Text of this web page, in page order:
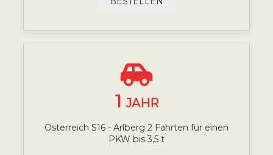
1 JAHR
Österreich S16 - Arlberg 2 Fahrten für einen
PKW bis 3,5 t